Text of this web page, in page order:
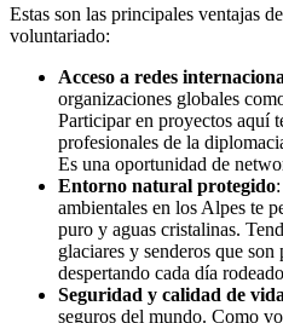
Estas son las principales ventajas
voluntariado:
Acceso a redes
organizaciones globales
Participar en proyectos aquí
profesionales de la
Es una oportunidad de
Entorno natural protegido
ambientales en los Alpes te
puro y aguas cristalinas.
glaciares y senderos que
despertando cada día
Seguridad y calidad de vida
seguros del mundo. Como